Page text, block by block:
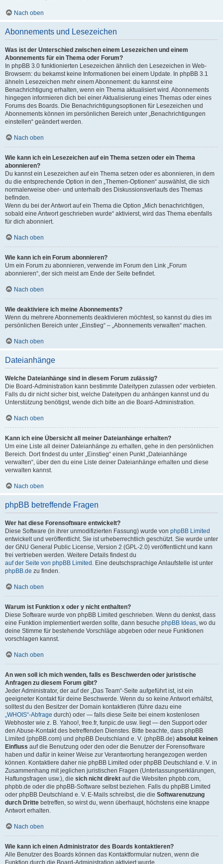
Nach oben
Abonnements und Lesezeichen
Was ist der Unterschied zwischen einem Lesezeichen und einem
Abonnements für ein Thema oder Forum?
In phpBB 3.0 funktionierten Lesezeichen ähnlich den Lesezeichen in Web-
Browsern: du bekamst keine Informationen bei einem Update. In phpBB 3.1
ähneln Lesezeichen mehr einem Abonnement: du kannst eine
Benachrichtigung erhalten, wenn ein Thema aktualisiert wird. Abonnements
hingegen informieren dich bei einer Aktualisierung eines Themas oder eines
Forums des Boards. Die Benachrichtigungsoptionen für Lesezeichen und
Abonnements können im persönlichen Bereich unter „Benachrichtigungen
einstellen“ geändert werden.
Nach oben
Wie kann ich ein Lesezeichen auf ein Thema setzen oder ein Thema
abonnieren?
Du kannst ein Lesezeichen auf ein Thema setzen oder es abonnieren, in dem
du die entsprechende Option in den „Themen-Optionen“ auswählst, die sich
normalerweise ober- und unterhalb des Diskussionsverlaufs des Themas
befinden.
Wenn du bei der Antwort auf ein Thema die Option „Mich benachrichtigen,
sobald eine Antwort geschrieben wurde“ aktivierst, wird das Thema ebenfalls
für dich abonniert.
Nach oben
Wie kann ich ein Forum abonnieren?
Um ein Forum zu abonnieren, verwende im Forum den Link „Forum
abonnieren“, der sich meist am Ende der Seite befindet.
Nach oben
Wie deaktiviere ich meine Abonnements?
Wenn du mehrere Abonnements deaktivieren möchtest, so kannst du dies im
persönlichen Bereich unter „Einstieg“ – „Abonnements verwalten“ machen.
Nach oben
Dateianhänge
Welche Dateianhänge sind in diesem Forum zulässig?
Die Board-Administration kann bestimmte Dateitypen zulassen oder verbieten.
Falls du dir nicht sicher bist, welche Dateitypen du anhängen kannst und du
Unterstützung benötigst, wende dich bitte an die Board-Administration.
Nach oben
Kann ich eine Übersicht all meiner Dateianhänge erhalten?
Um eine Liste all deiner Dateianhänge zu erhalten, gehe in den persönlichen
Bereich. Dort findest du unter „Einstieg“ einen Punkt „Dateianhänge
verwalten“, über den du eine Liste deiner Dateianhänge erhalten und diese
verwalten kannst.
Nach oben
phpBB betreffende Fragen
Wer hat diese Forensoftware entwickelt?
Diese Software (in ihrer unmodifizierten Fassung) wurde von phpBB Limited
entwickelt und veröffentlicht. Sie ist urheberrechtlich geschützt. Sie wurde unter
der GNU General Public License, Version 2 (GPL-2.0) veröffentlicht und kann
frei vertrieben werden. Weitere Details findest du
auf der Seite von phpBB Limited . Eine deutschsprachige Anlaufstelle ist unter
phpBB.de zu finden.
Nach oben
Warum ist Funktion x oder y nicht enthalten?
Diese Software wurde von phpBB Limited geschrieben. Wenn du denkst, dass
eine Funktion implementiert werden sollte, dann besuche phpBB Ideas, wo du
deine Stimme für bestehende Vorschläge abgeben oder neue Funktionen
vorschlagen kannst.
Nach oben
An wen soll ich mich wenden, falls es Beschwerden oder juristische
Anfragen zu diesem Forum gibt?
Jeder Administrator, der auf der „Das Team“-Seite aufgeführt ist, ist ein
geeigneter Kontakt für deine Beschwerde. Wenn du so keine Antwort erhältst,
solltest du den Besitzer der Domain kontaktieren (führe dazu eine
„WHOIS“-Abfrage durch) oder — falls diese Seite bei einem kostenlosen
Webhoster wie z. B. Yahoo!, free.fr, funpic.de usw. liegt — den Support oder
den Abuse-Kontakt des betreffenden Dienstes. Bitte beachte, dass phpBB
Limited (phpBB.com) und phpBB Deutschland e. V. (phpBB.de) absolut keinen
Einfluss auf die Benutzung oder den oder die Benutzer der Forensoftware
haben und dafür in keiner Weise zur Verantwortung herangezogen werden
können. Kontaktiere daher nie phpBB Limited oder phpBB Deutschland e. V. in
Zusammenhang mit jeglichen juristischen Fragen (Unterlassungserklärungen,
Haftungsfragen usw.), die sich nicht direkt auf die Websiten phpbb.com,
phpbb.de oder die phpBB-Software selbst beziehen. Falls du phpBB Limited
oder phpBB Deutschland e. V. E-Mails schreibst, die die Softwarenutzung
durch Dritte betreffen, so wirst du, wenn überhaupt, höchstens eine knappe
Antwort erhalten.
Nach oben
Wie kann ich einen Administrator des Boards kontaktieren?
Alle Benutzer des Boards können das Kontaktformular nutzen, wenn die
Funktion durch die Board-Administration aktiviert wurde.